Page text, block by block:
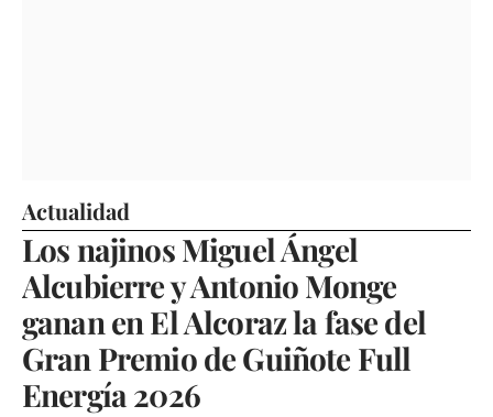
Actualidad
Los najinos Miguel Ángel
Alcubierre y Antonio Monge
ganan en El Alcoraz la fase del
Gran Premio de Guiñote Full
Energía 2026